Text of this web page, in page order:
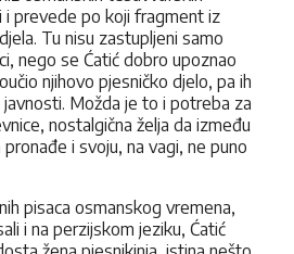
i prevede po koji fragment iz
Tu nisu zastupljeni samo
nego se Ćatić dobro upoznao
njihovo pjesničko djelo, pa ih
Možda je to i potreba za
nostalgična želja da između
i svoju, na vagi, ne puno
pisaca osmanskog vremena,
i na perzijskom jeziku, Ćatić